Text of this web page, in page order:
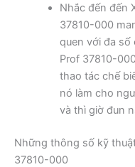
Nhắc đến đến
37810-000
quen với đa số
Prof 37810-
thao tác chế
nó làm cho
và thì giờ đun
Những thông số kỹ
37810-000